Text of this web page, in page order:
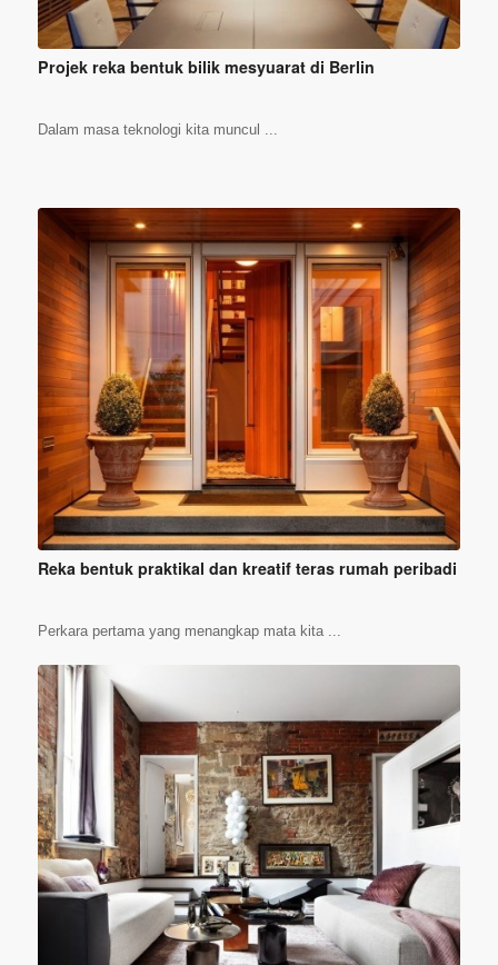
Projek reka bentuk bilik mesyuarat di Berlin
Dalam masa teknologi kita muncul ...
Reka bentuk praktikal dan kreatif teras rumah peribadi
Perkara pertama yang menangkap mata kita ...